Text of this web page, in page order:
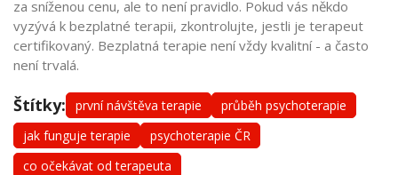
za sníženou cenu, ale to není pravidlo. Pokud vás někdo
vyzývá k bezplatné terapii, zkontrolujte, jestli je terapeut
certifikovaný. Bezplatná terapie není vždy kvalitní - a často
není trvalá.
Štítky: první návštěva terapie
průběh psychoterapie
jak funguje terapie
psychoterapie ČR
co očekávat od terapeuta